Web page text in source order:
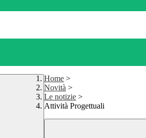
Home >
Novità >
Le notizie >
Attività Progettuali